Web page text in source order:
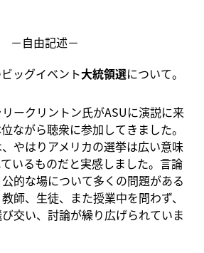
－自由記述－
ッグイベント大統領選について。
ークリントン氏がASUに演説に来
ながら聴衆に参加してきました。
やはりアメリカの選挙は広い意味
いるものだと実感しました。言論
的な場について多くの問題がある
師、生徒、また授業中を問わず、
交い、討論が繰り広げられていま